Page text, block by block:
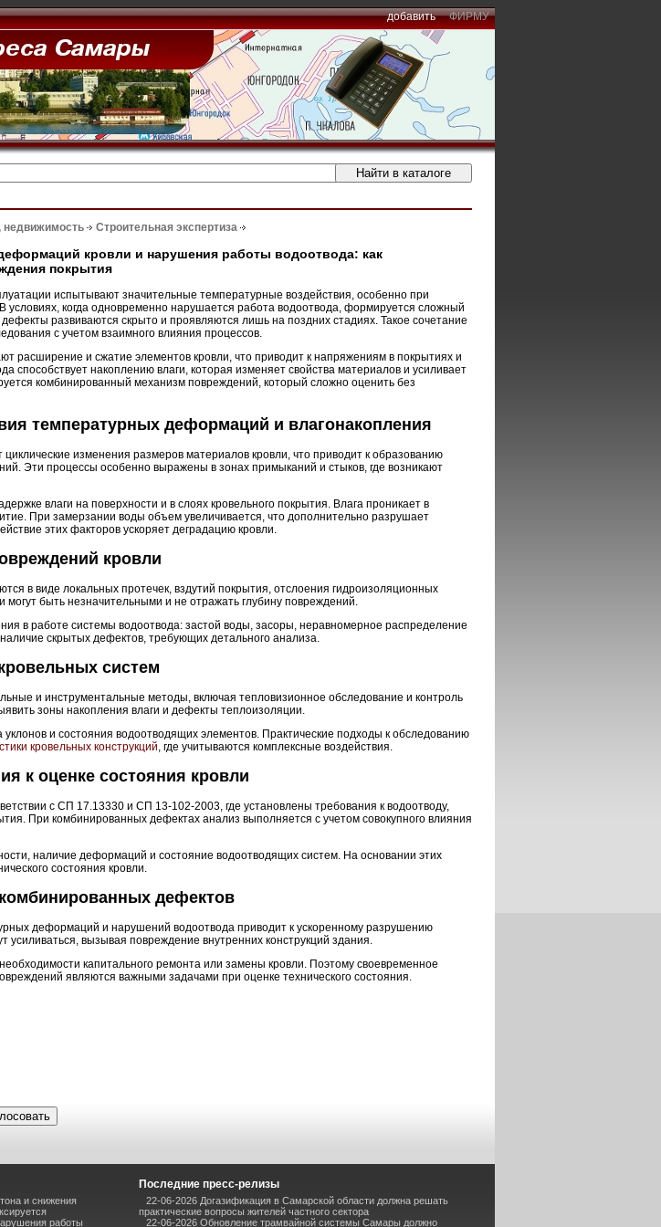
добавить ФИРМУ
недвижимость Строительная экспертиза
кровли и нарушения работы водоотвода: как
покрытия
испытывают значительные температурные воздействия, особенно при
условиях, когда одновременно нарушается работа водоотвода, формируется сложный
развиваются скрыто и проявляются лишь на поздних стадиях. Такое сочетание
с учетом взаимного влияния процессов.
расширение и сжатие элементов кровли, что приводит к напряжениям в покрытиях и
способствует накоплению влаги, которая изменяет свойства материалов и усиливает
комбинированный механизм повреждений, который сложно оценить без
температурных деформаций и влагонакопления
изменения размеров материалов кровли, что приводит к образованию
Эти процессы особенно выражены в зонах примыканий и стыков, где возникают
влаги на поверхности и в слоях кровельного покрытия. Влага проникает в
При замерзании воды объем увеличивается, что дополнительно разрушает
этих факторов ускоряет деградацию кровли.
кровли
в виде локальных протечек, вздутий покрытия, отслоения гидроизоляционных
могут быть незначительными и не отражать глубину повреждений.
в работе системы водоотвода: застой воды, засоры, неравномерное распределение
скрытых дефектов, требующих детального анализа.
систем
и инструментальные методы, включая тепловизионное обследование и контроль
зоны накопления влаги и дефекты теплоизоляции.
и состояния водоотводящих элементов. Практические подходы к обследованию
кровельных конструкций, где учитываются комплексные воздействия.
к оценке состояния кровли
с СП 17.13330 и СП 13-102-2003, где установлены требования к водоотводу,
При комбинированных дефектах анализ выполняется с учетом совокупного влияния
наличие деформаций и состояние водоотводящих систем. На основании этих
состояния кровли.
дефектов
деформаций и нарушений водоотвода приводит к ускоренному разрушению
усиливаться, вызывая повреждение внутренних конструкций здания.
капитального ремонта или замены кровли. Поэтому своевременное
являются важными задачами при оценке технического состояния.
и снижения
работы
Последние пресс-релизы
22-06-2026 Догазификация в Самарской области должна решать
практические вопросы жителей частного сектора
22-06-2026 Обновление трамвайной системы Самары должно